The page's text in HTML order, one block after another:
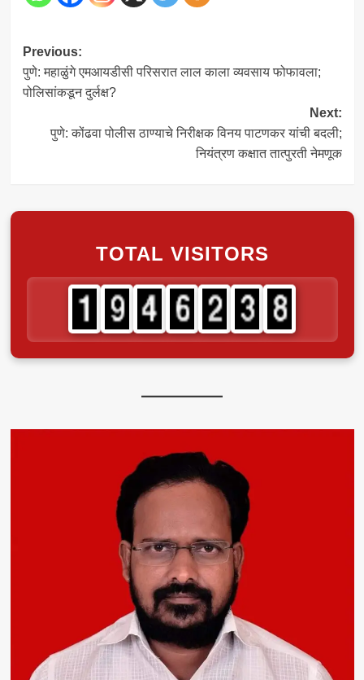
Post
navigation
Previous:
पुणे: महाळुंगे एमआयडीसी परिसरात लाल काला व्यवसाय फोफावला;
पोलिसांकडून दुर्लक्ष?
Next:
पुणे: कोंढवा पोलीस ठाण्याचे निरीक्षक विनय पाटणकर यांची बदली;
नियंत्रण कक्षात तात्पुरती नेमणूक
TOTAL VISITORS